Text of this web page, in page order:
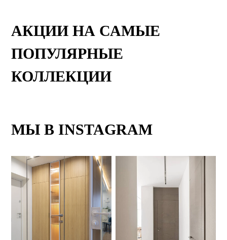
АКЦИИ НА САМЫЕ
ПОПУЛЯРНЫЕ
КОЛЛЕКЦИИ
МЫ В INSTAGRAM